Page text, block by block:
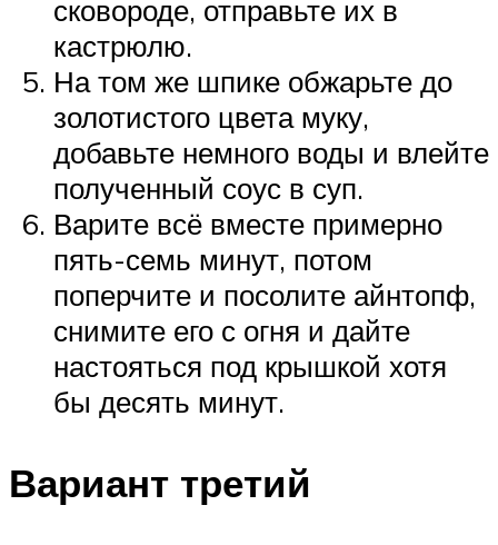
сковороде, отправьте их в
кастрюлю.
На том же шпике обжарьте до
золотистого цвета муку,
добавьте немного воды и влейте
полученный соус в суп.
Варите всё вместе примерно
пять-семь минут, потом
поперчите и посолите айнтопф,
снимите его с огня и дайте
настояться под крышкой хотя
бы десять минут.
Вариант третий